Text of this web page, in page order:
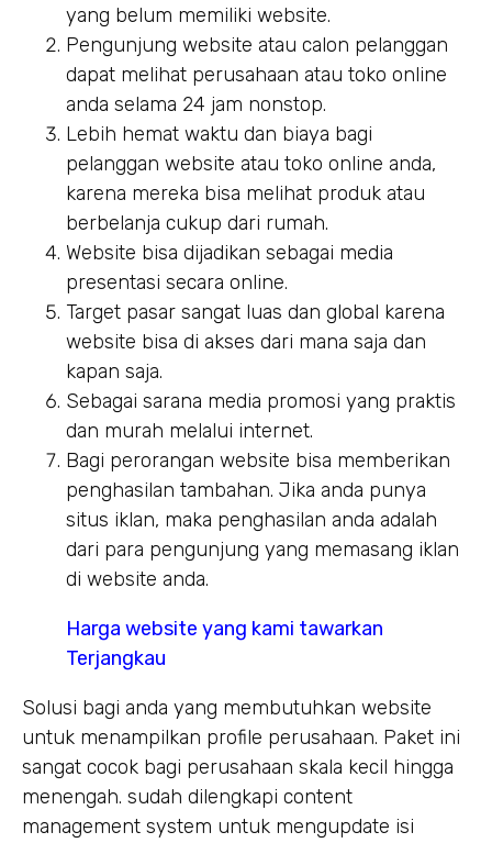
yang belum memiliki website.
Pengunjung website atau calon pelanggan
dapat melihat perusahaan atau toko online
anda selama 24 jam nonstop.
Lebih hemat waktu dan biaya bagi
pelanggan website atau toko online anda,
karena mereka bisa melihat produk atau
berbelanja cukup dari rumah.
Website bisa dijadikan sebagai media
presentasi secara online.
Target pasar sangat luas dan global karena
website bisa di akses dari mana saja dan
kapan saja.
Sebagai sarana media promosi yang praktis
dan murah melalui internet.
Bagi perorangan website bisa memberikan
penghasilan tambahan. Jika anda punya
situs iklan, maka penghasilan anda adalah
dari para pengunjung yang memasang iklan
di website anda.
Harga website yang kami tawarkan
Terjangkau
Solusi bagi anda yang membutuhkan website
untuk menampilkan profile perusahaan. Paket ini
sangat cocok bagi perusahaan skala kecil hingga
menengah. sudah dilengkapi content
management system untuk mengupdate isi